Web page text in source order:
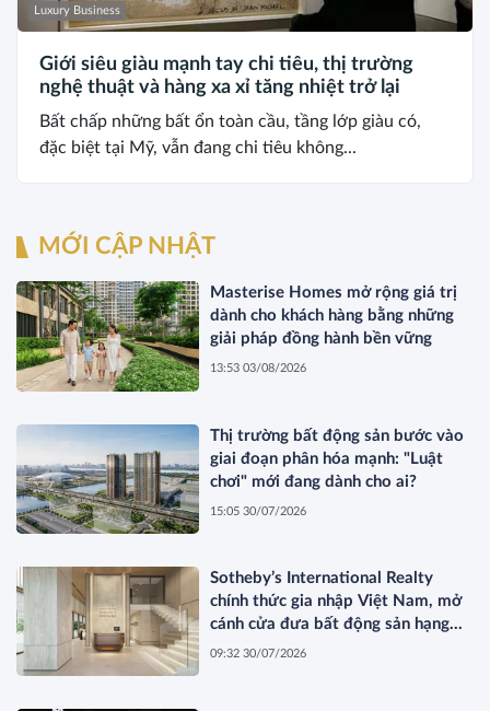
Luxury Business
Giới siêu giàu mạnh tay chi tiêu, thị trường
nghệ thuật và hàng xa xỉ tăng nhiệt trở lại
Bất chấp những bất ổn toàn cầu, tầng lớp giàu có,
đặc biệt tại Mỹ, vẫn đang chi tiêu không...
MỚI CẬP NHẬT
Masterise Homes mở rộng giá trị
dành cho khách hàng bằng những
giải pháp đồng hành bền vững
13:53 03/08/2026
Thị trường bất động sản bước vào
giai đoạn phân hóa mạnh: "Luật
chơi" mới đang dành cho ai?
15:05 30/07/2026
Sotheby’s International Realty
chính thức gia nhập Việt Nam, mở
cánh cửa đưa bất động sản hạng
sang kết nối toàn cầu
09:32 30/07/2026